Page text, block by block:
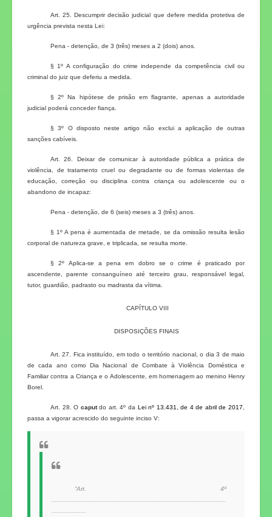
Art. 25. Descumprir decisão judicial que defere medida protetiva de
urgência prevista nesta Lei:
Pena - detenção, de 3 (três) meses a 2 (dois) anos.
§ 1º A configuração do crime independe da competência civil ou
criminal do juiz que deferiu a medida.
§ 2º Na hipótese de prisão em flagrante, apenas a autoridade
judicial poderá conceder fiança.
§ 3º O disposto neste artigo não exclui a aplicação de outras
sanções cabíveis.
Art. 26. Deixar de comunicar à autoridade pública a prática de
violência, de tratamento cruel ou degradante ou de formas violentas de
educação, correção ou disciplina contra criança ou adolescente ou o
abandono de incapaz:
Pena - detenção, de 6 (seis) meses a 3 (três) anos.
§ 1º A pena é aumentada de metade, se da omissão resulta lesão
corporal de natureza grave, e triplicada, se resulta morte.
§ 2º Aplica-se a pena em dobro se o crime é praticado por
ascendente, parente consanguíneo até terceiro grau, responsável legal,
tutor, guardião, padrasto ou madrasta da vítima.
CAPÍTULO VIII
DISPOSIÇÕES FINAIS
Art. 27. Fica instituído, em todo o território nacional, o dia 3 de maio
de cada ano como Dia Nacional de Combate à Violência Doméstica e
Familiar contra a Criança e o Adolescente, em homenagem ao menino Henry
Borel.
Art. 28. O caputdo art. 4º da Lei nº 13.431, de 4 de abril de 2017,
passa a vigorar acrescido do seguinte inciso V:
“Art. 4º
................................................................................................
...................